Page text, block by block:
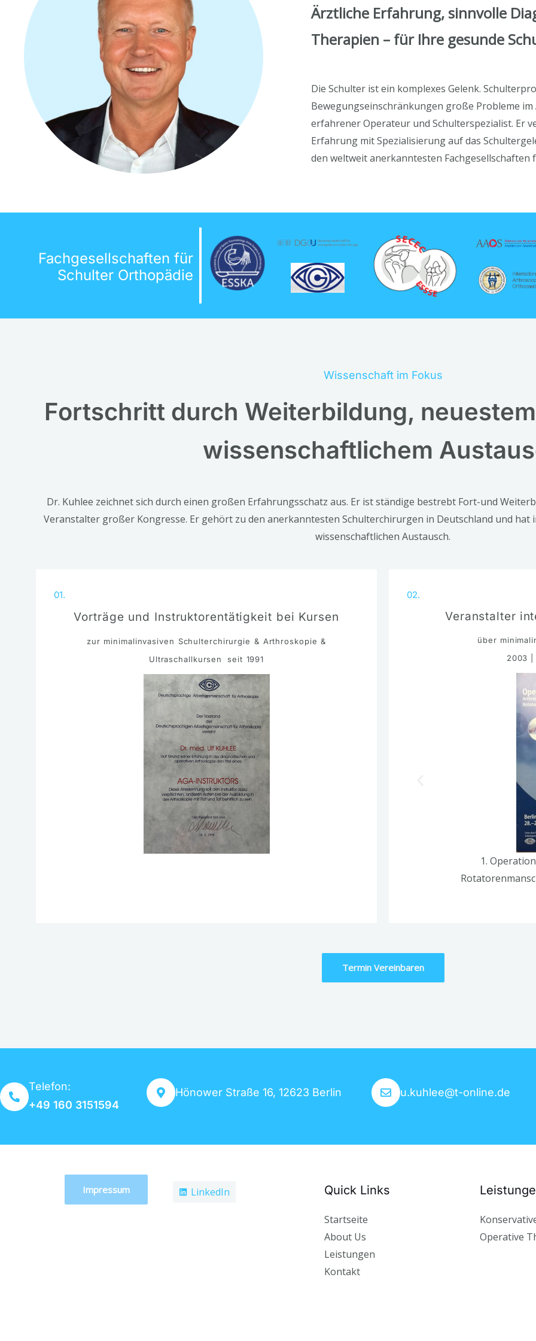
Ärztliche Erfahrung, sinnvolle
Therapien – für Ihre gesunde
Die Schulter ist ein komplexes Gelenk.
Bewegungseinschränkungen große Probleme
erfahrener Operateur und Schulterspezialist. Er
Erfahrung mit Spezialisierung auf das
den weltweit anerkanntesten Fachgesellschaften
Fachgesellschaften für
Schulter Orthopädie
Wissenschaft im Fokus
Fortschritt durch Weiterbildung,
wissenschaftlichem
Dr. Kuhlee zeichnet sich durch einen großen Erfahrungsschatz aus. Er ist ständige bestrebt Fort-und
Veranstalter großer Kongresse. Er gehört zu den anerkanntesten Schulterchirurgen in Deutschland und
wissenschaftlichen Austausch.
01.
Vorträge und Instruktorentätigkeit bei Kursen
zur minimalinvasiven Schulterchirurgie & Arthroskopie &
Ultraschallkursen seit 1991
02.
Veranstalter
über
2003 |
1.
Termin Vereinbaren
Telefon:
+49 160 3151594
Hönower Straße 16, 12623 Berlin u.kuhlee@t-online.de
Impressum LinkedIn Quick Links
Startseite
About Us
Leistungen
Kontakt
Operative